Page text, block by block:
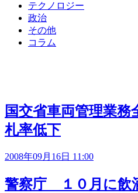
テクノロジー
政治
その他
コラム
国交省車両管理業務
札率低下
2008年09月16日 11:00
警察庁 １０月に飲